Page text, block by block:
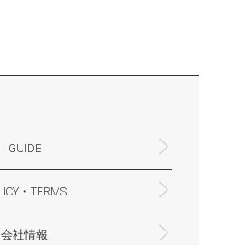
GUIDE
お問合せ
て
ついて
採用情報サイトへ)
delivery)
・TERMS
会社情報